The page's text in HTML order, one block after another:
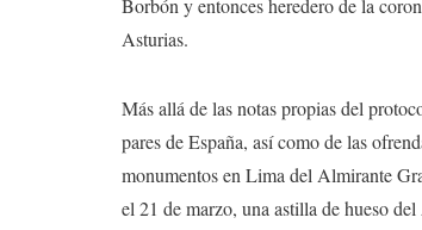
Borbón y entonces heredero de la
Asturias.
Más allá de las notas propias del
pares de España, así como de las
monumentos en Lima del Almirante
el 21 de marzo, una astilla de hueso